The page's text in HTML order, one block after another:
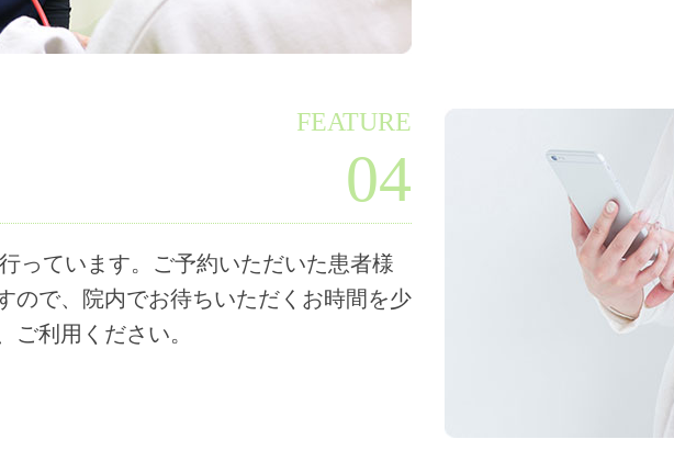
FEATURE
04
っています。ご予約いただいた患者様
ので、院内でお待ちいただくお時間を少
ご利用ください。